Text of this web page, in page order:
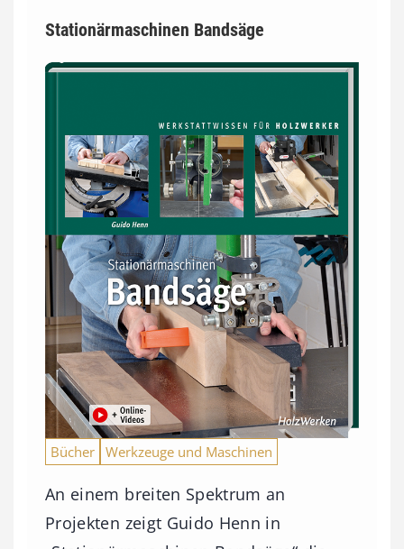
Stationärmaschinen Bandsäge
Bücher Werkzeuge und Maschinen
An einem breiten Spektrum an
Projekten zeigt Guido Henn in